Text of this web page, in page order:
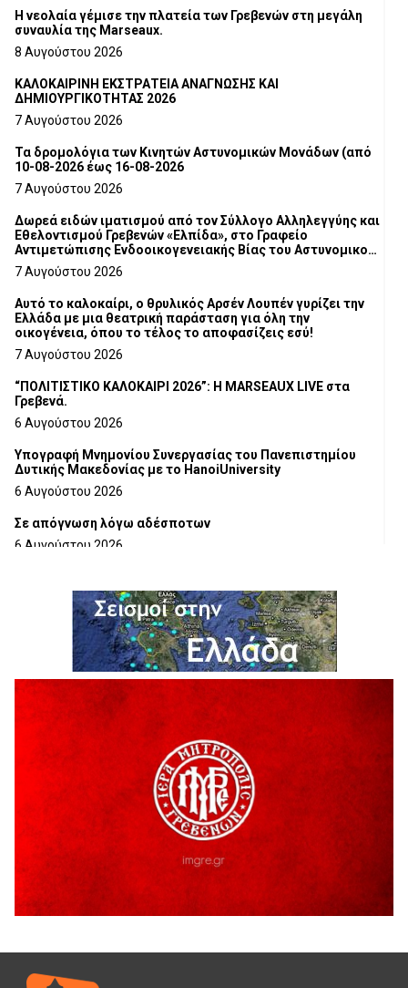
Η νεολαία γέμισε την πλατεία των Γρεβενών στη μεγάλη
συναυλία της Marseaux.
8 Αυγούστου 2026
ΚΑΛΟΚΑΙΡΙΝΗ ΕΚΣΤΡΑΤΕΙΑ ΑΝΑΓΝΩΣΗΣ ΚΑΙ
ΔΗΜΙΟΥΡΓΙΚΟΤΗΤΑΣ 2026
7 Αυγούστου 2026
Τα δρομολόγια των Κινητών Αστυνομικών Μονάδων (από
10-08-2026 έως 16-08-2026
7 Αυγούστου 2026
Δωρεά ειδών ιματισμού από τον Σύλλογο Αλληλεγγύης και
Εθελοντισμού Γρεβενών «Ελπίδα», στο Γραφείο
Αντιμετώπισης Ενδοοικογενειακής Βίας του Αστυνομικού
Τμήματος Γρεβενών
7 Αυγούστου 2026
Αυτό το καλοκαίρι, ο θρυλικός Αρσέν Λουπέν γυρίζει την
Ελλάδα με μια θεατρική παράσταση για όλη την
οικογένεια, όπου το τέλος το αποφασίζεις εσύ!
7 Αυγούστου 2026
“ΠΟΛΙΤΙΣΤΙΚΟ ΚΑΛΟΚΑΙΡΙ 2026”: Η MARSEAUX LIVE στα
Γρεβενά.
6 Αυγούστου 2026
Υπογραφή Μνημονίου Συνεργασίας του Πανεπιστημίου
Δυτικής Μακεδονίας με το HanoiUniversity
6 Αυγούστου 2026
Σε απόγνωση λόγω αδέσποτων
6 Αυγούστου 2026
6 Αυγούστου 2026
Ολοκληρώνεται η ασφαλτόστρωση της οδού Περιβόλι –
6 Αυγούστου 2026
H παραδοχή λαθών είναι (και) δύναμη
5 Αυγούστου 2026
Ο ΑΝΔΡΕΑΣ ΑΣΛΑΝΙΔΗΣ ΣΥΝΕΧΙΖΕΙ ΣΤΟΝ ΠΡΩΤΕΑ
ΓΡΕΒΕΝΩΝ
5 Αυγούστου 2026
Ευχαριστήριο Εκπολιτιστικού Συλλόγου Ταξιάρχη προς κ.
Παρασχάκη Αθανάσιο
5 Αυγούστου 2026
Διακοπή υδροδότησης του Α΄ κλάδου ύδρευσης
5 Αυγούστου 2026